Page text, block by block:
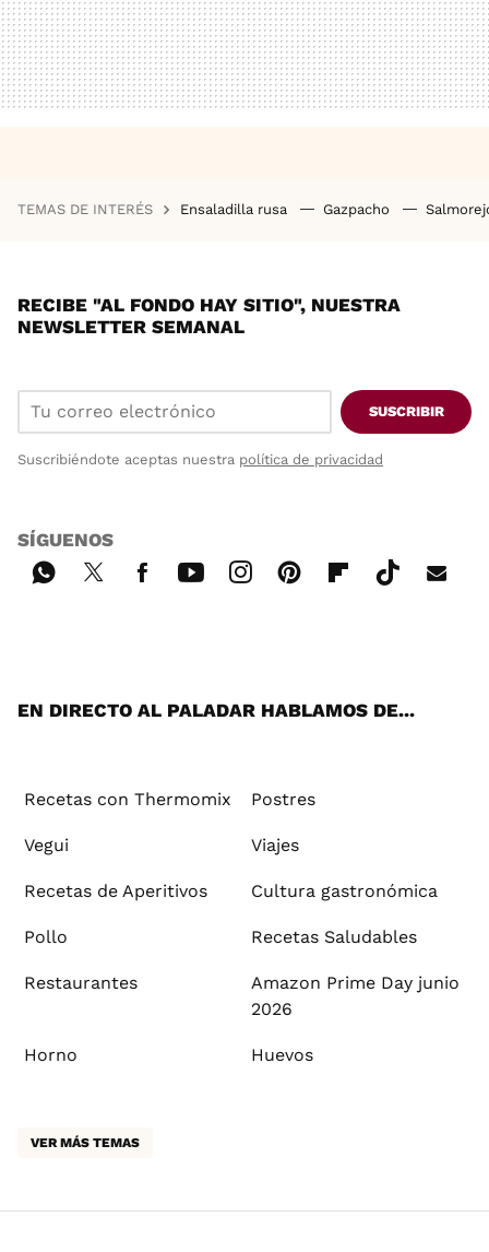
TEMAS DE INTERÉS Ensaladilla rusa Gazpacho
RECIBE "AL FONDO HAY SITIO", NUESTRA
NEWSLETTER SEMANAL
SUSCRIBIR
Suscribiéndote aceptas nuestra política de privacidad
SÍGUENOS
EN DIRECTO AL PALADAR HABLAMOS DE...
Recetas con Thermomix Postres
Vegui Viajes
Recetas de Aperitivos Cultura gastronómica
Pollo Recetas Saludables
Restaurantes
Amazon Prime Day junio
2026
Horno Huevos
VER MÁS TEMAS